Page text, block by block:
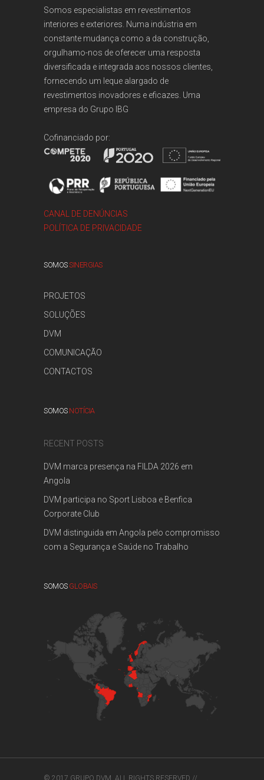
Somos especialistas em revestimentos
interiores e exteriores. Numa indústria em
constante mudança como a da construção,
orgulhamo-nos de oferecer uma resposta
diversificada e integrada aos nossos clientes,
fornecendo um leque alargado de
revestimentos inovadores e eficazes. Uma
empresa do Grupo IBG
Cofinanciado por:
CANAL DE DENÚNCIAS
POLÍTICA DE PRIVACIDADE
SOMOSSINERGIAS
PROJETOS
SOLUÇÕES
DVM
COMUNICAÇÃO
CONTACTOS
SOMOS NOTÍCIA
RECENT POSTS
DVM marca presença na FILDA 2026 em
Angola
DVM participa no Sport Lisboa e Benfica
Corporate Club
DVM distinguida em Angola pelo compromisso
com a Segurança e Saúde no Trabalho
SOMOS GLOBAIS
© 2017 GRUPO DVM. ALL RIGHTS RESERVED //